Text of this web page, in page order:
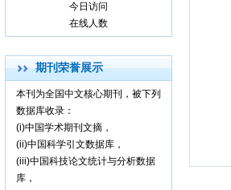
今日访问
在线人数
期刊荣誉展示
本刊为全国中文核心期刊，被下列
数据库收录：
(i)中国学术期刊文摘，
(ii)中国科学引文数据库，
(iii)中国科技论文统计与分析数据
库，